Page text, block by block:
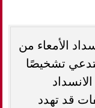
الأمعاء من
تشخيصًا
قد تهدد